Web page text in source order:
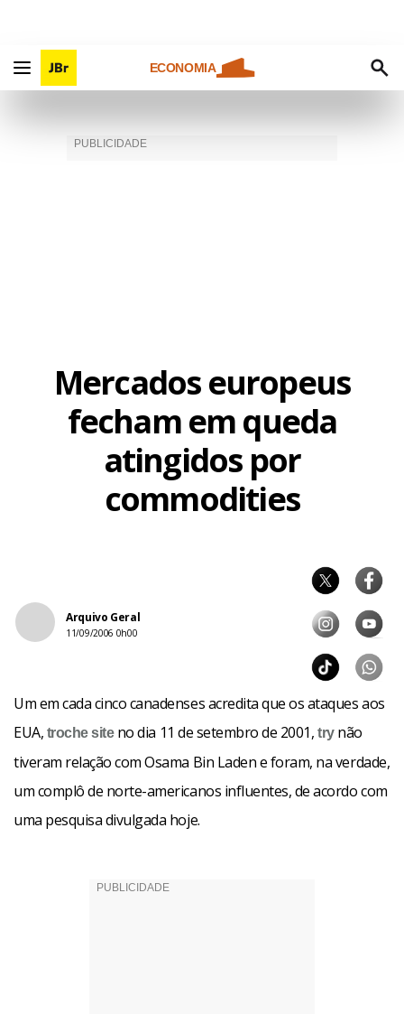
ECONOMIA
Mercados europeus
fecham em queda
atingidos por
commodities
Arquivo Geral
11/09/2006 0h00
Um em cada cinco canadenses acredita que os ataques aos
EUA, troche siteno dia 11 de setembro de 2001, trynão
tiveram relação com Osama Bin Laden e foram, na verdade,
um complô de norte-americanos influentes, de acordo com
uma pesquisa divulgada hoje.